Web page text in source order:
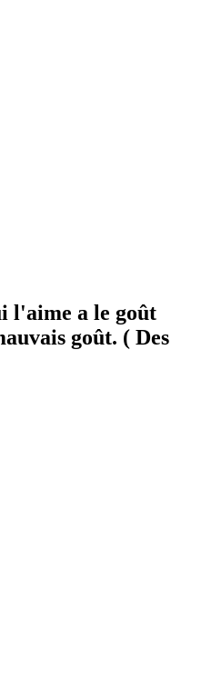
l'aime a le goût
goût. ( Des